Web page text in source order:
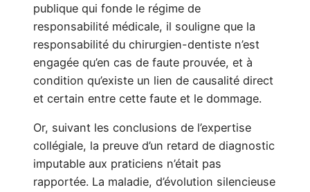
publique qui fonde le régime de
responsabilité médicale, il souligne que la
responsabilité du chirurgien-dentiste n’est
engagée qu’en cas de faute prouvée, et à
condition qu’existe un lien de causalité direct
et certain entre cette faute et le dommage.
Or, suivant les conclusions de l’expertise
collégiale, la preuve d’un retard de diagnostic
imputable aux praticiens n’était pas
rapportée. La maladie, d’évolution silencieuse